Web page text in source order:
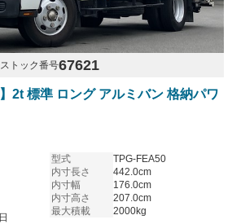
ストック番号67621
2t 標準 ロング アルミバン 格納パワ
型式
TPG-FEA50
内寸長さ
442.0cm
内寸幅
176.0cm
内寸高さ
207.0cm
最大積載
2000kg